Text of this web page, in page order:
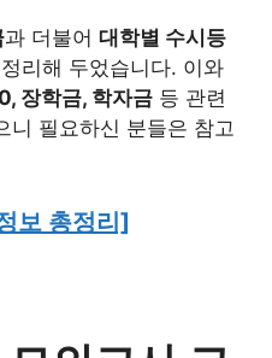
과 더불어 대학별 수시등
리해 두었습니다. 이와
장학금, 학자금 등 관련
니 필요하신 분들은 참고
보 총정리]